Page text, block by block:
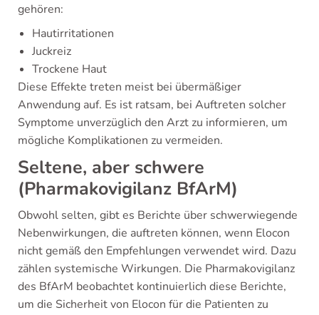
gehören:
Hautirritationen
Juckreiz
Trockene Haut
Diese Effekte treten meist bei übermäßiger
Anwendung auf. Es ist ratsam, bei Auftreten solcher
Symptome unverzüglich den Arzt zu informieren, um
mögliche Komplikationen zu vermeiden.
Seltene, aber schwere
(Pharmakovigilanz BfArM)
Obwohl selten, gibt es Berichte über schwerwiegende
Nebenwirkungen, die auftreten können, wenn Elocon
nicht gemäß den Empfehlungen verwendet wird. Dazu
zählen systemische Wirkungen. Die Pharmakovigilanz
des BfArM beobachtet kontinuierlich diese Berichte,
um die Sicherheit von Elocon für die Patienten zu